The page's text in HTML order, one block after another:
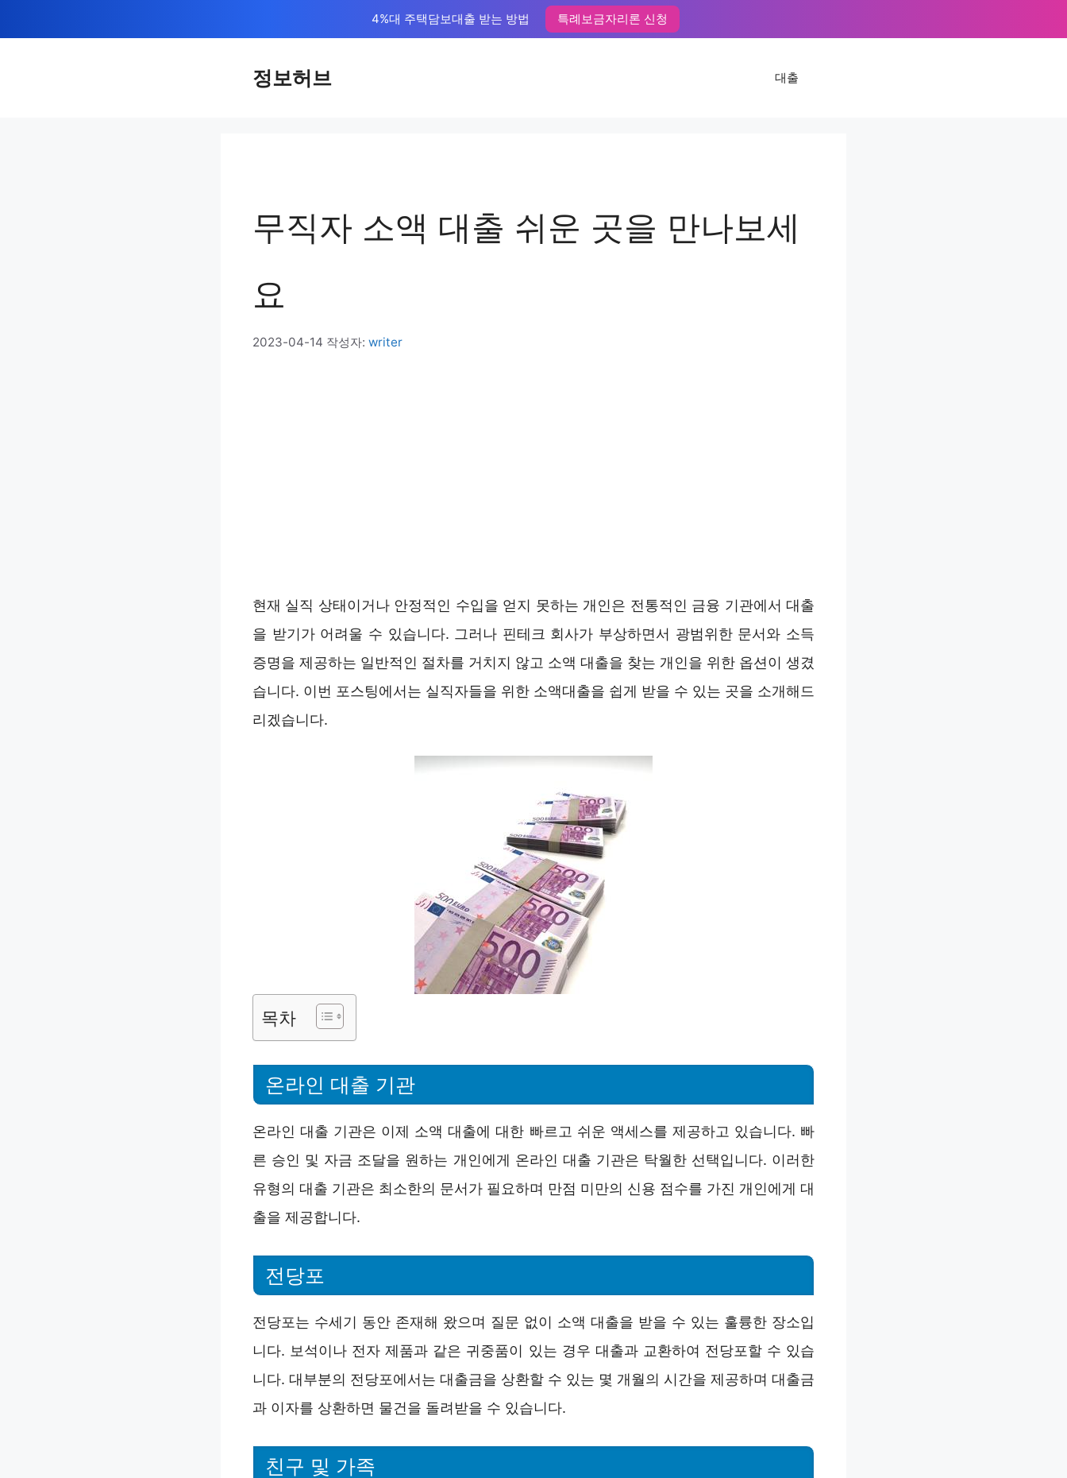
텐
4%대 주택담보대출 받는 방법 특례보금자리론 신청
정보허브 대출
무직자 소액 대출 쉬운 곳을 만나보세
요
2023-04-14 작성자: writer
현재 실직 상태이거나 안정적인 수입을 얻지 못하는 개인은 전통적인 금융 기관에서 대출
을 받기가 어려울 수 있습니다. 그러나 핀테크 회사가 부상하면서 광범위한 문서와 소득
증명을 제공하는 일반적인 절차를 거치지 않고 소액 대출을 찾는 개인을 위한 옵션이 생겼
습니다. 이번 포스팅에서는 실직자들을 위한 소액대출을 쉽게 받을 수 있는 곳을 소개해드
리겠습니다.
목차
온라인 대출 기관
온라인 대출 기관은 이제 소액 대출에 대한 빠르고 쉬운 액세스를 제공하고 있습니다. 빠
른 승인 및 자금 조달을 원하는 개인에게 온라인 대출 기관은 탁월한 선택입니다. 이러한
유형의 대출 기관은 최소한의 문서가 필요하며 만점 미만의 신용 점수를 가진 개인에게 대
출을 제공합니다.
전당포
전당포는 수세기 동안 존재해 왔으며 질문 없이 소액 대출을 받을 수 있는 훌륭한 장소입
니다. 보석이나 전자 제품과 같은 귀중품이 있는 경우 대출과 교환하여 전당포할 수 있습
니다. 대부분의 전당포에서는 대출금을 상환할 수 있는 몇 개월의 시간을 제공하며 대출금
과 이자를 상환하면 물건을 돌려받을 수 있습니다.
친구 및 가족